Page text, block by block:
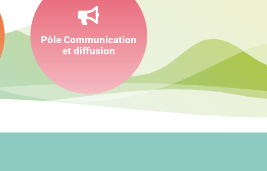
Pôle Communication
et diffusion
Communiquer
Documenter
Fédérer